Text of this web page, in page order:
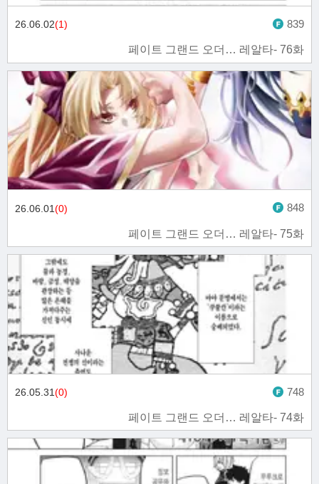
페이트 그랜드 오더… 레알타- 76화
26.06.02(1) 839
페이트 그랜드 오더… 레알타- 75화
26.06.01(0) 848
페이트 그랜드 오더… 레알타- 74화
26.05.31(0) 748